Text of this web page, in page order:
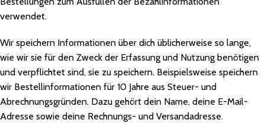
verwendet.
Wir speichern Informationen über dich üblicherweise so lange,
wie wir sie für den Zweck der Erfassung und Nutzung benötigen
und verpflichtet sind, sie zu speichern. Beispielsweise speichern
wir Bestellinformationen für 10 Jahre aus Steuer- und
Abrechnungsgründen. Dazu gehört dein Name, deine E-Mail-
Adresse sowie deine Rechnungs- und Versandadresse.